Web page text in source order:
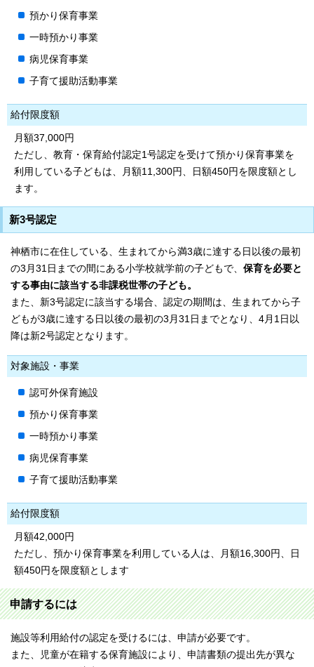
預かり保育事業
一時預かり事業
病児保育事業
子育て援助活動事業
給付限度額
月額37,000円
ただし、教育・保育給付認定1号認定を受けて預かり保育事業を
利用している子どもは、月額11,300円、日額450円を限度額とし
ます。
新3号認定
神栖市に在住している、生まれてから満3歳に達する日以後の最初
の3月31日までの間にある小学校就学前の子どもで、 保育を必要と
する事由に該当する非課税世帯の子ども。
また、新3号認定に該当する場合、認定の期間は、生まれてから子
どもが3歳に達する日以後の最初の3月31日までとなり、4月1日以
降は新2号認定となります。
対象施設・事業
認可外保育施設
預かり保育事業
一時預かり事業
病児保育事業
子育て援助活動事業
給付限度額
月額42,000円
ただし、預かり保育事業を利用している人は、月額16,300円、日
額450円を限度額とします
申請するには
施設等利用給付の認定を受けるには、申請が必要です。
また、児童が在籍する保育施設により、申請書類の提出先が異な